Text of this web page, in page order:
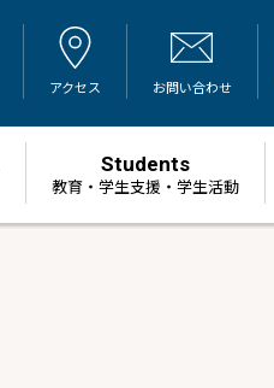
アクセス お問い合わせ
Students
教育・学生支援・学生活動